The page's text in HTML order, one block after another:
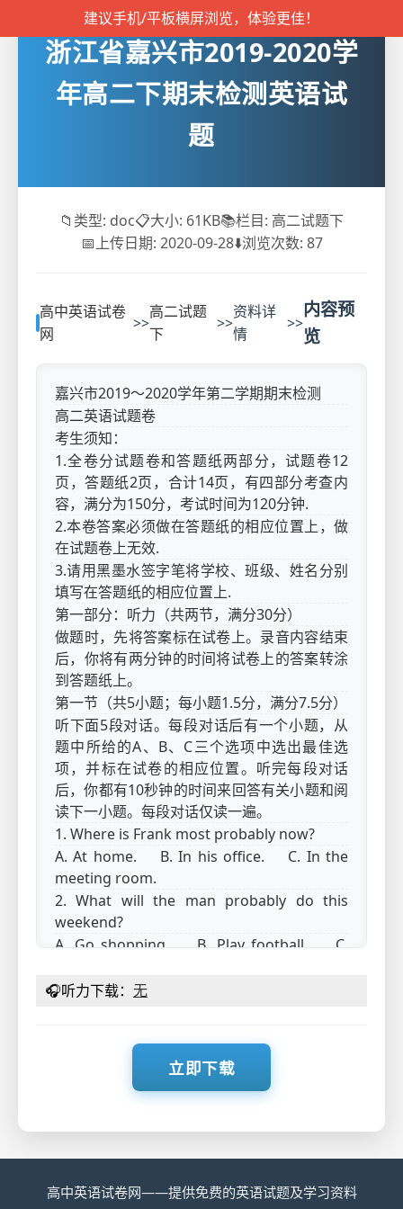
建议手机/平板横屏浏览，体验更佳！
浙江省嘉兴市2019-2020学
年高二下期末检测英语试
题
📁 类型: doc📋大小: 61KB📚栏目: 高二试题下
📅上传日期: 2020-09-28⬇️浏览次数: 87
高中英语试卷
网
>>
高二试题
下
>>
资料详
情
>>
内容预
览
嘉兴市2019〜2020学年第二学期期末检测
高二英语试题卷
考生须知：
1.全卷分试题卷和答题纸两部分，试题卷12
页，答题纸2页，合计14页，有四部分考查内
容，满分为150分，考试时间为120分钟.
2.本卷答案必须做在答题纸的相应位置上，做
在试题卷上无效.
3.请用黑墨水签字笔将学校、班级、姓名分别
填写在答题纸的相应位置上.
第一部分：听力（共两节，满分30分）
做题时，先将答案标在试卷上。录音内容结束
后，你将有两分钟的时间将试卷上的答案转涂
到答题纸上。
第一节（共5小题；每小题1.5分，满分7.5分）
听下面5段对话。每段对话后有一个小题，从
题中所给的A、B、C三个选项中选出最佳选
项，并标在试卷的相应位置。听完每段对话
后，你都有10秒钟的时间来回答有关小题和阅
读下一小题。每段对话仅读一遍。
1. Where is Frank most probably now?
A. At home. B. In his office. C. In the
meeting room.
2. What will the man probably do this
weekend?
A. Go shopping. B. Play football. C.
3. What does the woman suggest the man
her. C. Fix the radio.
4. What are the speakers mainly
5. When does the train leave?
A. At 10:30. B. At 8:30. C. At 6:30.
🎧听力下载： 无
立即下载
高中英语试卷网——提供免费的英语试题及学习资料